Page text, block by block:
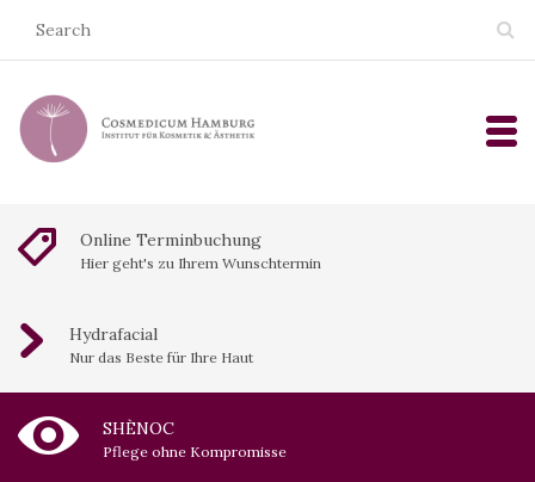
Online Terminbuchung
Hier geht's zu Ihrem Wunschtermin
Hydrafacial
Nur das Beste für Ihre Haut
SHÈNOC
Pflege ohne Kompromisse